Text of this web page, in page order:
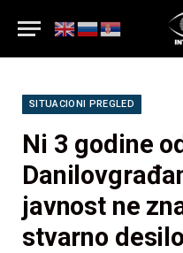
SITUACIONI PREGLED
Ni 3 godine
javnost ne
stvarno